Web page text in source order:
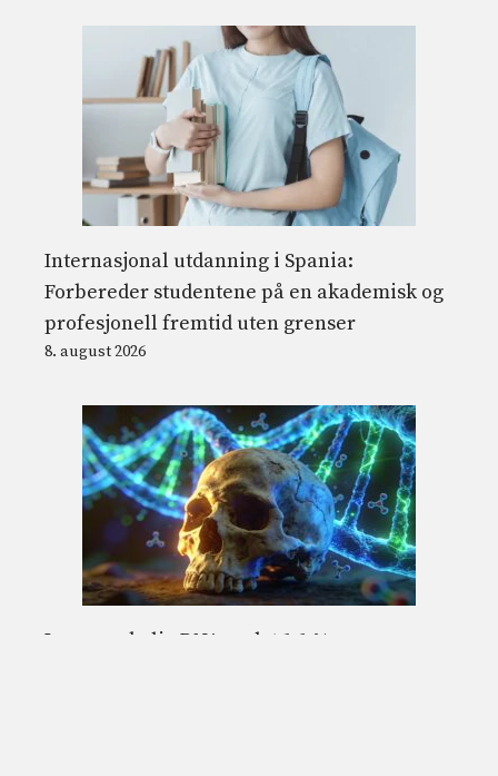
Internasjonal utdanning i Spania:
Forbereder studentene på en akademisk og
profesjonell fremtid uten grenser
8. august 2026
I menneskelig DNA er det 1,1 % av